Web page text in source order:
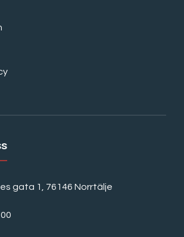
gata 1, 76146 Norrtälje